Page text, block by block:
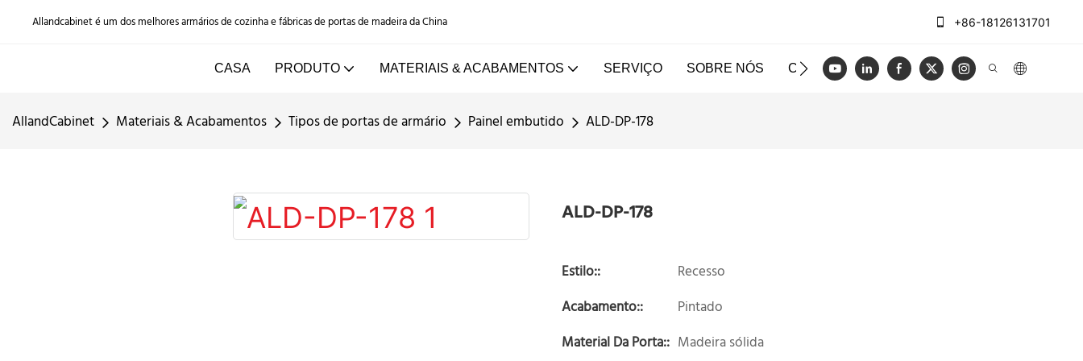
Allandcabinet é um dos melhores armários de cozinha e fábricas de portas de madeira da China +86-18126131701
CASA PRODUTO MATERIAIS & ACABAMENTOS SERVIÇO SOBRE NÓS CASOS BLOG VÍDEO ENTRE EM
AllandCabinet Materiais & Acabamentos Tipos de portas de armário Painel embutido ALD-DP-178
ALD-DP-178
Estilo::
Recesso
Acabamento::
Pintado
Material Da Porta:: Madeira sólida